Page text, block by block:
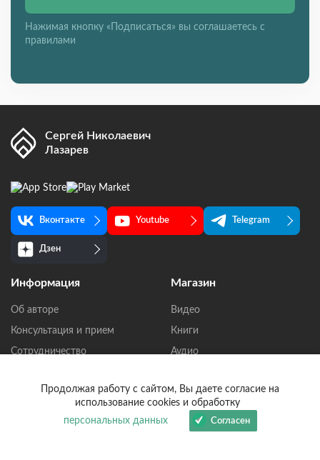
Нажимая кнопку «Подписаться» вы соглашаетесь с
правилами
Сергей Николаевич
Лазарев
Вконтакте Youtube Telegram
Дзен
Информация
Об авторе
Консультация и прием
Сотрудничество
Мобильное приложение
Магазин
Видео
Книги
Аудио
Тема: болезни
С чего начать
Доставка
Продолжая работу с сайтом, Вы даете согласие на
использование cookies и обработку
персональных данных
Согласен